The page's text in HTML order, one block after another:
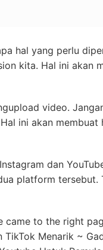
hal yang perlu
kita. Hal ini akan
video.
ini akan membuat
dan
platform tersebut.
to the right
Menarik ~